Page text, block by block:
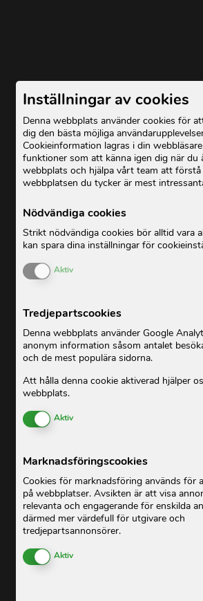
Inställningar av cookies
Denna webbplats använder cookies för
dig den bästa möjliga
Cookieinformation lagras i din
funktioner som att känna igen dig när du
webbplats och hjälpa vårt team att förstå
webbplatsen du tycker är mest
Nödvändiga cookies
Strikt nödvändiga cookies bör alltid vara
kan spara dina inställningar för
Enable or Disable Cookies
Aktiv
Tredjepartscookies
Denna webbplats använder Google
anonym information såsom antalet
och de mest populära sidorna.
Att hålla denna cookie aktiverad hjälper
webbplats.
Enable or Disable Cookies
Aktiv
Marknadsföringscookies
Cookies för marknadsföring används för
på webbplatser. Avsikten är att visa
relevanta och engagerande för enskilda
därmed mer värdefull för utgivare och
tredjepartsannonsörer.
Enable or Disable Cookies
Aktiv